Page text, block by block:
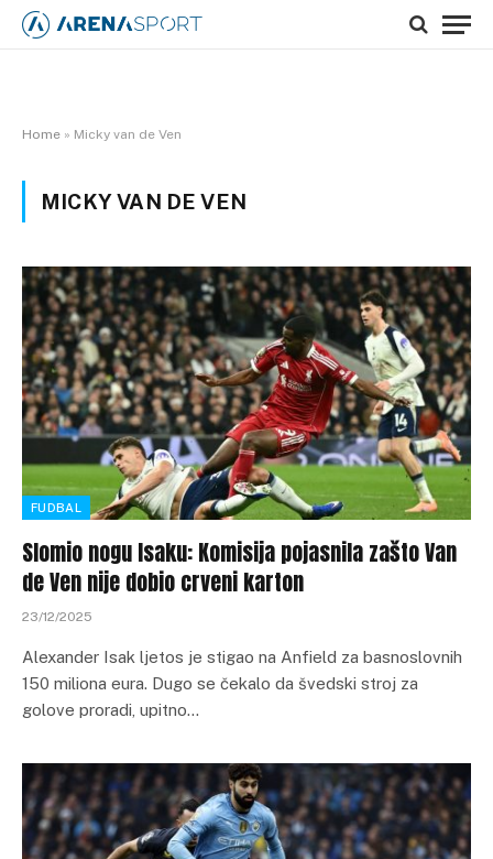
Home » Micky van de Ven
MICKY VAN DE VEN
FUDBAL
Slomio nogu Isaku: Komisija pojasnila zašto Van
de Ven nije dobio crveni karton
23/12/2025
Alexander Isak ljetos je stigao na Anfield za basnoslovnih
150 miliona eura. Dugo se čekalo da švedski stroj za
golove proradi, upitno…